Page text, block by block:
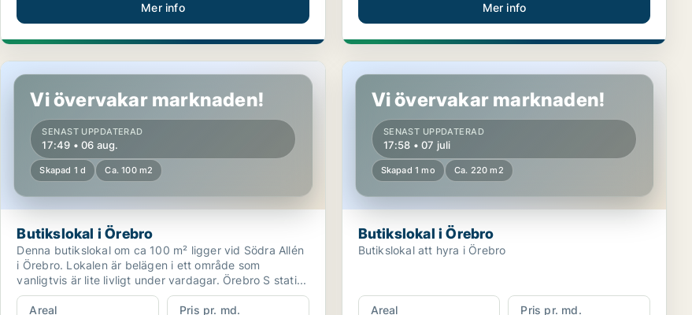
Mer info Mer info
Butikslokal i Örebro
Vi övervakar marknaden!
SENAST UPPDATERAD
17:49 • 06 aug.
Skapad 1 d Ca. 100 m2
Butikslokal i Örebro
Denna butikslokal om ca 100 m² ligger vid Södra Allén
i Örebro. Lokalen är belägen i ett område som
vanligtvis är lite livligt under vardagar. Örebro S stati...
Areal
Pris pr. md.
Butikslokal i Örebro
Vi övervakar marknaden!
SENAST UPPDATERAD
17:58 • 07 juli
Skapad 1 mo Ca. 220 m2
Butikslokal i Örebro
Butikslokal att hyra i Örebro
Areal
Pris pr. md.